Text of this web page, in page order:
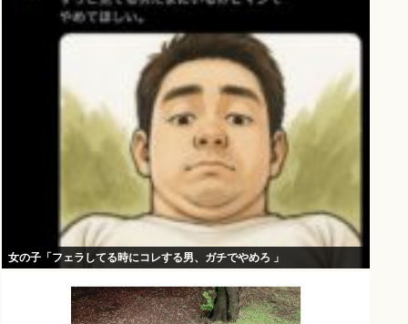
女の子「フェラしてる時にコレする男、ガチでやめろ 」